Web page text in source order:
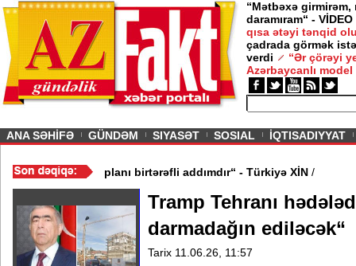
“Mətbəxə girmirəm,
daramıram“ - VİDEO
qısa ətəyi tənqid
çadrada görmək
verdi
“Ər çörəyi
Azərbaycanlı model
ANA SƏHİFƏ GÜNDƏM SIYASƏT SOSIAL İQTISADIYYAT
/“Yunanıstanın Egey planı birtərəfli addımdır“ - Türkiyə XİN
Tramp Tehranı
darmadağın ediləcək“
Tarix 11.06.26, 11:57